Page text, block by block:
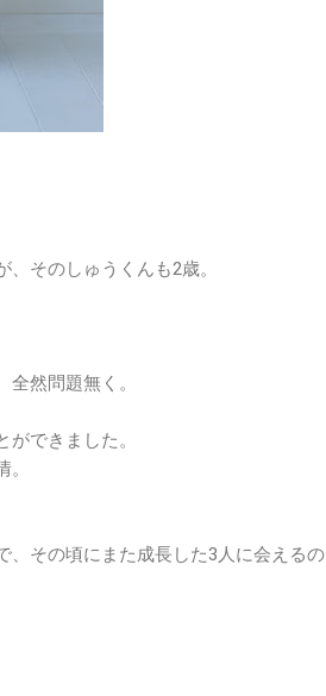
そのしゅうくんも2歳。
然問題無く。
できました。
、その頃にまた成長した3人に会えるの